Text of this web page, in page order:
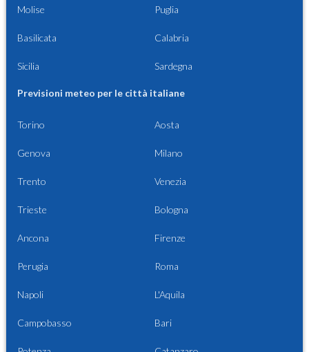
Molise Puglia
Basilicata Calabria
Sicilia Sardegna
Previsioni meteo per le città italiane
Torino Aosta
Genova Milano
Trento Venezia
Trieste Bologna
Ancona Firenze
Perugia Roma
Napoli L'Aquila
Campobasso Bari